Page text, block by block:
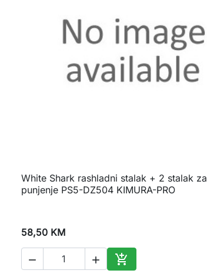
 Brzi pregled
White Shark rashladni stalak + 2 stalak za
punjenje PS5-DZ504 KIMURA-PRO
58,50 KM
  
Dodaj u korpu